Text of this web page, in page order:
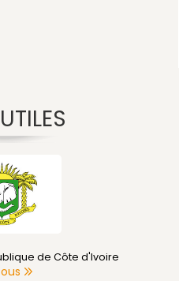
Côte d'Ivoire